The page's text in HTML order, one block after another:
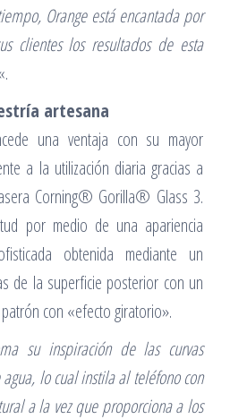
Orange está encantada por
clientes los resultados de esta
artesana
una ventaja con su mayor
a la utilización diaria gracias a
Corning® Gorilla® Glass 3.
por medio de una apariencia
obtenida mediante un
de la superficie posterior con un
con «efecto giratorio».
su inspiración de las curvas
lo cual instila al teléfono con
a la vez que proporciona a los